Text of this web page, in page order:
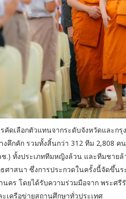
ดเลือกตัวแทนจากระดับจังหวัดและก
งคึกคัก รวมทั้งสิ้นกว่า 312 ทีม 2,808
.) ทั้งประเภททีมหญิงล้วน และทีมชาย
ศาสนา ซึ่งการประกวดในครั้งนี้จัดขึ้น
นคร โดยได้รับความร่วมมือจาก พระศ
เครือข่ายสถานศึกษาทั่วประเทศ